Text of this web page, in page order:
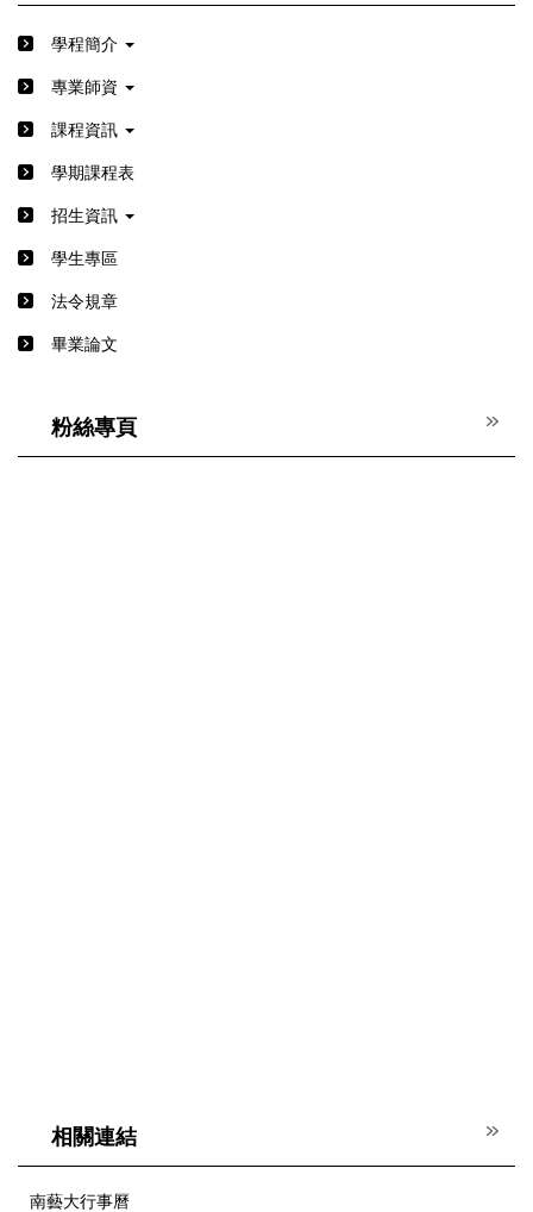
學程簡介
專業師資
課程資訊
學期課程表
招生資訊
學生專區
法令規章
畢業論文
粉絲專頁
相關連結
南藝大行事曆